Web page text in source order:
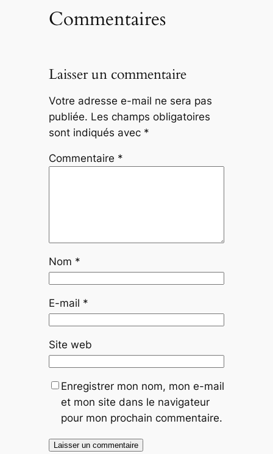
Commentaires
Laisser un commentaire
Votre adresse e-mail ne sera pas
publiée. Les champs obligatoires
sont indiqués avec *
Commentaire *
Nom *
E-mail *
Site web
Enregistrer mon nom, mon e-mail
et mon site dans le navigateur
pour mon prochain commentaire.